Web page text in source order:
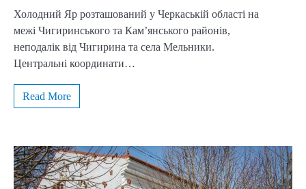
Холодний Яр розташований у Черкаській області на
межі Чигиринського та Кам’янського районів,
неподалік від Чигирина та села Мельники.
Центральні координати…
Read More